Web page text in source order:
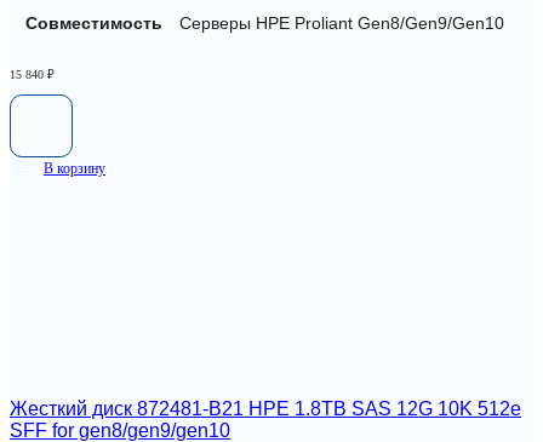
Совместимость Серверы HPE Proliant Gen8/Gen9/Gen10
15 840 ₽
В корзину
Жесткий диск 872481-B21 HPE 1.8TB SAS 12G 10K 512e
SFF for gen8/gen9/gen10